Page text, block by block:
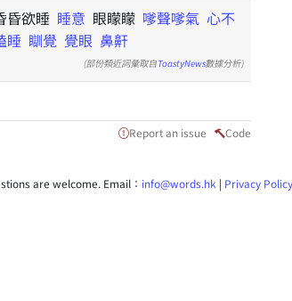
昏欲睡 睡意 眼矇矇 嗲聲嗲氣 心不
睡 瞓覺 覺眼 鼻鼾
(部份類近詞彙取自ToastyNews數據分析)
Report an issue Code
are welcome. Email： info@words.hk | Privacy Policy